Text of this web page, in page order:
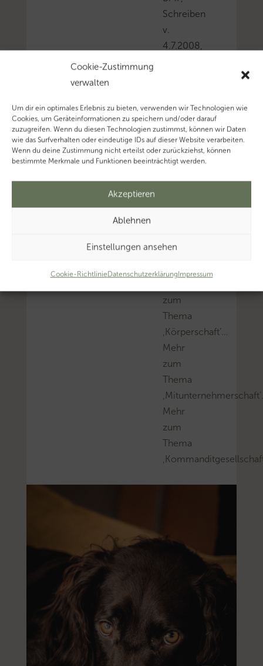
Cookie-Zustimmung
verwalten
Um dir ein optimales Erlebnis zu bieten, verwenden wir Technologien wie
Cookies, um Geräteinformationen zu speichern und/oder darauf
zuzugreifen. Wenn du diesen Technologien zustimmst, können wir Daten
wie das Surfverhalten oder eindeutige IDs auf dieser Website verarbeiten.
Wenn du deine Zustimmung nicht erteilst oder zurückziehst, können
bestimmte Merkmale und Funktionen beeinträchtigt werden.
Akzeptieren
Ablehnen
Einstellungen ansehen
Cookie-RichtlinieDatenschutzerklärungImpressum
Schreiben
v.
4.7.2008,
S. 736,
Tz.
2).
Mehr
Thema
zum
Thema
‚Körperschaft’…
Mehr
zum
Thema
Mehr
zum
Thema